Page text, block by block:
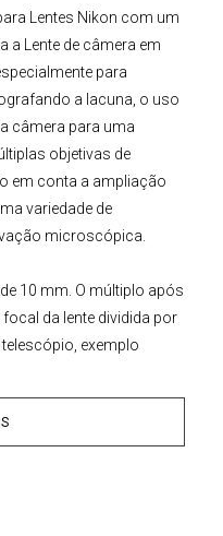
Lentes Nikon com um
Lente de câmera em
para
a lacuna, o uso
câmera para uma
objetivas de
em conta a ampliação
variedade de
microscópica.
10 mm. O múltiplo após
da lente dividida por
exemplo
sem perdas resulta
substituir a tampa da